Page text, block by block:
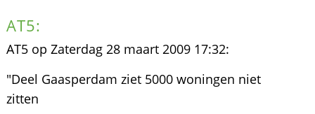
AT5:
AT5 op Zaterdag 28 maart 2009 17:32:
"Deel Gaasperdam ziet 5000 woningen niet
zitten